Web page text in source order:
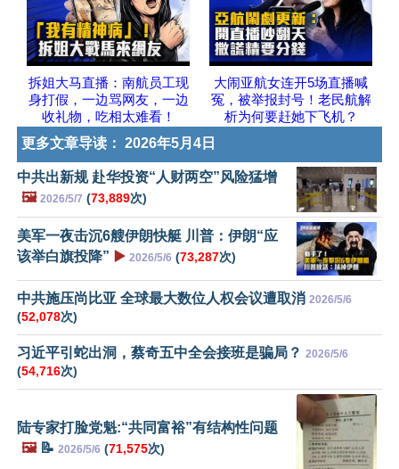
拆姐大马直播：南航员工现
身打假，一边骂网友，一边
收礼物，吃相太难看！
大闹亚航女连开5场直播喊
冤，被举报封号！老民航解
析为何要赶她下飞机？
更多文章导读： 2026年5月4日
中共出新规 赴华投资“人财两空”风险猛增
🖼️ 2026/5/7 (73,889次)
美军一夜击沉6艘伊朗快艇 川普：伊朗“应
该举白旗投降” ▶️ 2026/5/6 (73,287次)
中共施压尚比亚 全球最大数位人权会议遭取消 2026/5/6
(52,078次)
习近平引蛇出洞，蔡奇五中全会接班是骗局？ 2026/5/6
(54,716次)
陆专家打脸党魁:“共同富裕”有结构性问题
🖼️📝 2026/5/6 (71,575次)